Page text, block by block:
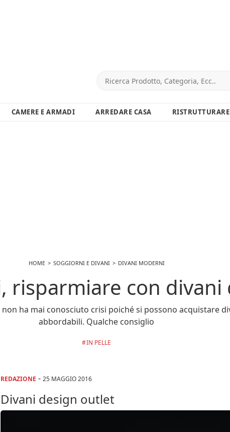
CAMERE E ARMADI ARREDARE CASA
HOME SOGGIORNI E DIVANI DIVANI MODERNI
risparmiare con divani
ha mai conosciuto crisi poiché si possono acquistare
abbordabili. Qualche consiglio
IN PELLE
REDAZIONE -25 MAGGIO 2016
Divani design outlet